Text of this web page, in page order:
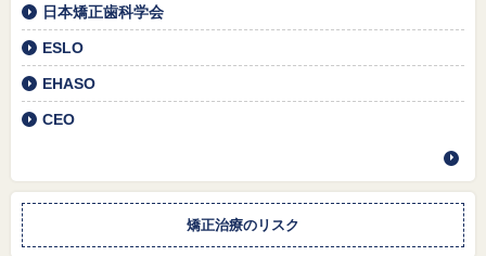
日本矯正歯科学会
ESLO
EHASO
CEO
矯正治療のリスク